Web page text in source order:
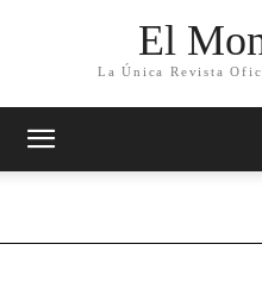
El
La Única Revista